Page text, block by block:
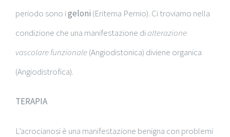
periodo sono igeloni (Eritema Pernio). Ci troviamo nella
condizione che una manifestazione dialterazione
vascolare funzionale(Angiodistonica) diviene organica
(Angiodistrofica).
TERAPIA
L’acrocianosi è una manifestazione benigna con problemi